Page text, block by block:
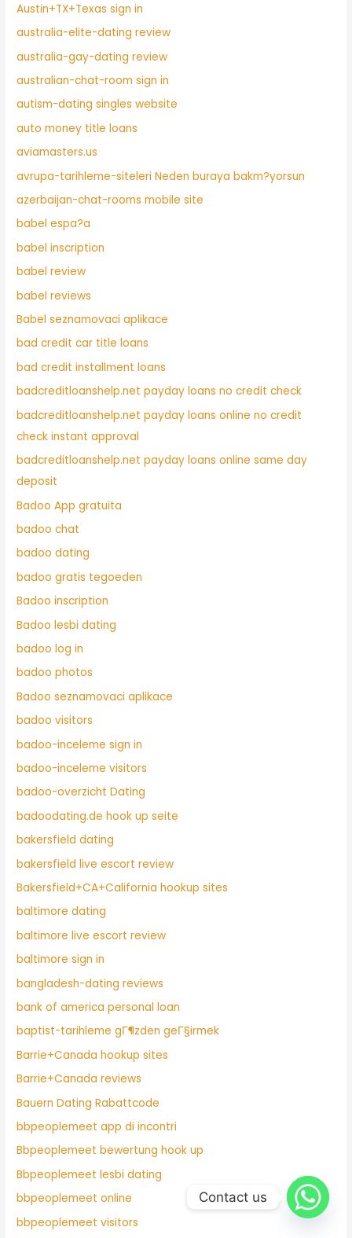
Austin+TX+Texas sign in
australia-elite-dating review
australia-gay-dating review
australian-chat-room sign in
autism-dating singles website
auto money title loans
aviamasters.us
avrupa-tarihleme-siteleri Neden buraya bakm?yorsun
azerbaijan-chat-rooms mobile site
babel espa?a
babel inscription
babel review
babel reviews
Babel seznamovaci aplikace
bad credit car title loans
bad credit installment loans
badcreditloanshelp.net payday loans no credit check
badcreditloanshelp.net payday loans online no credit
check instant approval
badcreditloanshelp.net payday loans online same day
deposit
Badoo App gratuita
badoo chat
badoo dating
badoo gratis tegoeden
Badoo inscription
Badoo lesbi dating
badoo log in
badoo photos
Badoo seznamovaci aplikace
badoo visitors
badoo-inceleme sign in
badoo-inceleme visitors
badoo-overzicht Dating
badoodating.de hook up seite
bakersfield dating
bakersfield live escort review
Bakersfield+CA+California hookup sites
baltimore dating
baltimore live escort review
baltimore sign in
bangladesh-dating reviews
bank of america personal loan
baptist-tarihleme gГ¶zden geГ§irmek
Barrie+Canada hookup sites
Barrie+Canada reviews
Bauern Dating Rabattcode
bbpeoplemeet app di incontri
Bbpeoplemeet bewertung hook up
Bbpeoplemeet lesbi dating
bbpeoplemeet online
bbpeoplemeet visitors
Contact us